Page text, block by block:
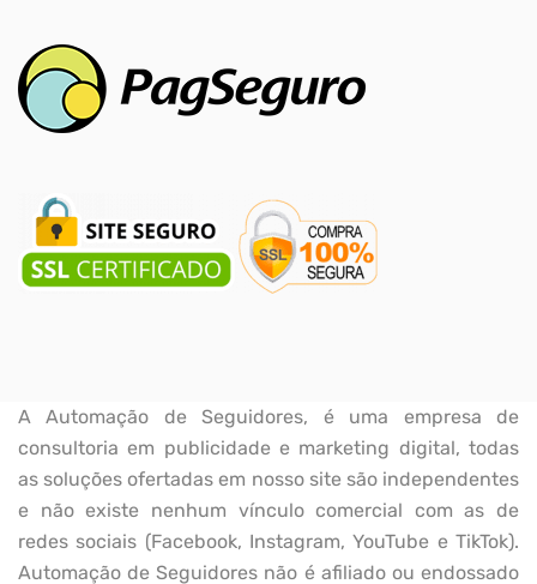
A Automação de Seguidores, é uma empresa de
consultoria em publicidade e marketing digital, todas
as soluções ofertadas em nosso site são independentes
e não existe nenhum vínculo comercial com as de
redes sociais (Facebook, Instagram, YouTube e TikTok).
Automação de Seguidores não é afiliado ou endossado